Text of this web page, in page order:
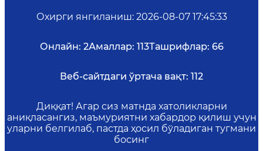
Охирги янгиланиш: 2026-08-07 17:45:33
Онлайн: 2Амаллар: 113Ташрифлар: 66
Веб-сайтдаги ўртача вақт: 112
Диққат! Агар сиз матнда хатоликларни
аниқласангиз, маъмуриятни хабардор қилиш учун
уларни белгилаб, пастда ҳосил бўладиган тугмани
босинг